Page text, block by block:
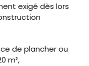
exigé dès lors
de plancher ou
m²,